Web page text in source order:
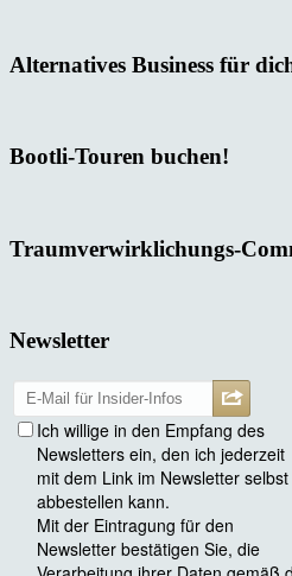
Alternatives Business für
Bootli-Touren buchen!
Traumverwirklichungs-
Newsletter